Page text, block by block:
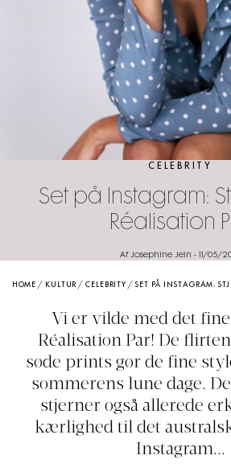
CELEBRITY
Set på Instagram:
Réalisation
Af Josephine Jein - 11/05/
HOME / KULTUR /CELEBRITY / SET PÅ INSTAGRAM:
Vi er vilde med det
Réalisation Par! De
søde prints gør de fine
sommerens lune dage.
stjerner også allerede
kærlighed til det
Instagram...